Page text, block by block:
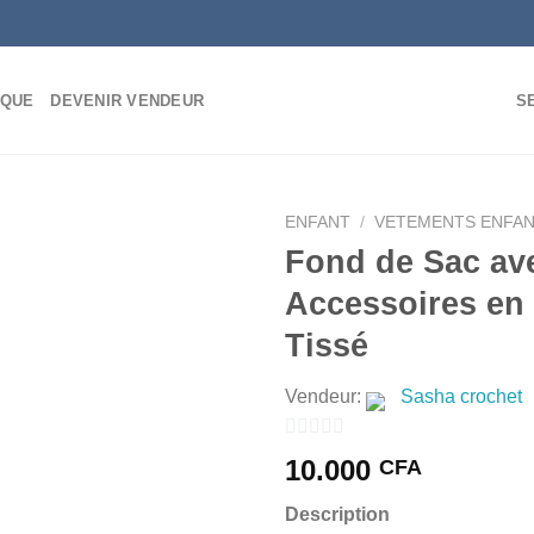
DEVENIR VENDEUR
ENFANT / VETEMENTS
Fond de Sac
Accessoires en
Tissé
Vendeur: Sasha crochet
sur
5
10.000 CFA
Description